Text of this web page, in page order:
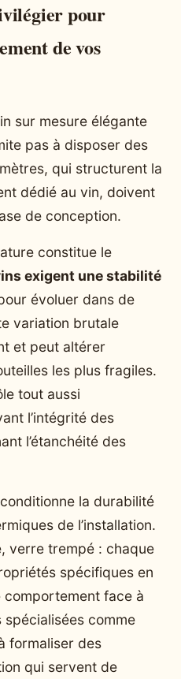
pour
de vos
sur mesure élégante
pas à disposer des
qui structurent la
dédié au vin, doivent
de conception.
constitue le
exigent une stabilité
évoluer dans de
variation brutale
et peut altérer
les plus fragiles.
tout aussi
l’intégrité des
l’étanchéité des
la durabilité
de l’installation.
verre trempé : chaque
spécifiques en
comportement face à
spécialisées comme
formaliser des
qui servent de